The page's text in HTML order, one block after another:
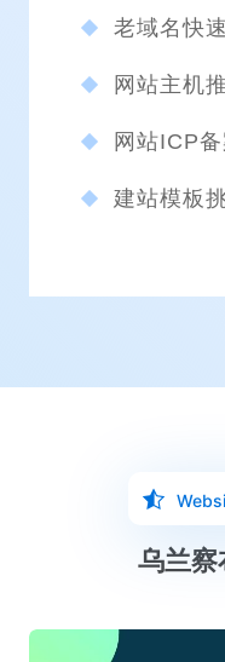
老域名快
网站主机
网站ICP
建站模板
乌兰